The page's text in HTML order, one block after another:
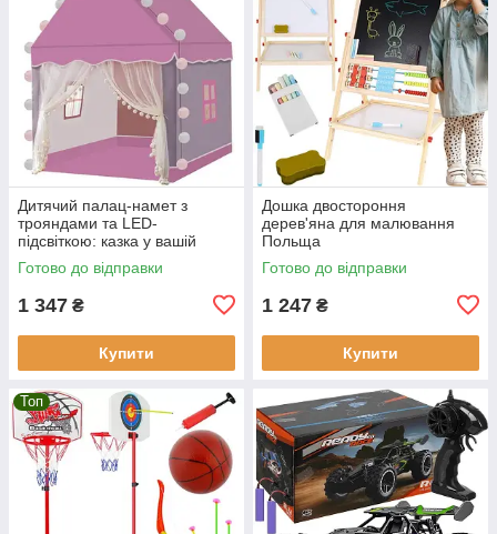
Дитячий палац-намет з
трояндами та LED-
підсвіткою: казка у вашій
кімнаті! Kruzzel
Готово до відправки
1 347 ₴
Купити
Дошка двостороння
дерев'яна для малювання
Польща
Готово до відправки
1 247 ₴
Купити
Топ